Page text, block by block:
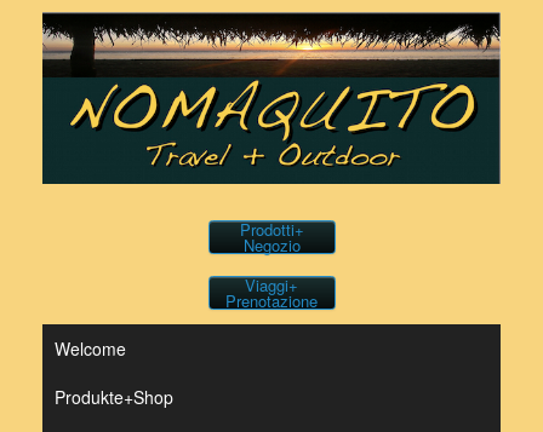
contenuto
Prodotti+
Negozio
Viaggi+
Prenotazione
Welcome
Produkte+Shop